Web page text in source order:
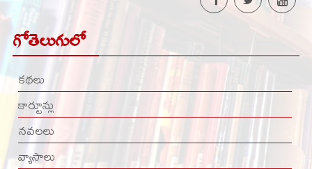
గోతెలుగులో
కథలు
కార్టూన్లు
నవలలు
వ్యాసాలు